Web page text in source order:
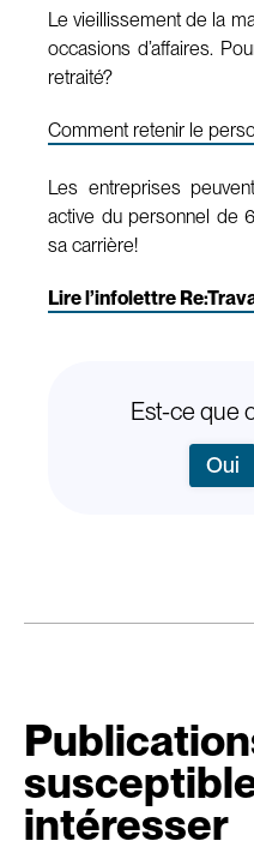
Le vieillissement de la
occasions d’affaires.
retraité?
Comment retenir le
Les entreprises
active du personnel de
sa carrière!
Lire l’infolettre
Est-ce que
Oui
intéresser